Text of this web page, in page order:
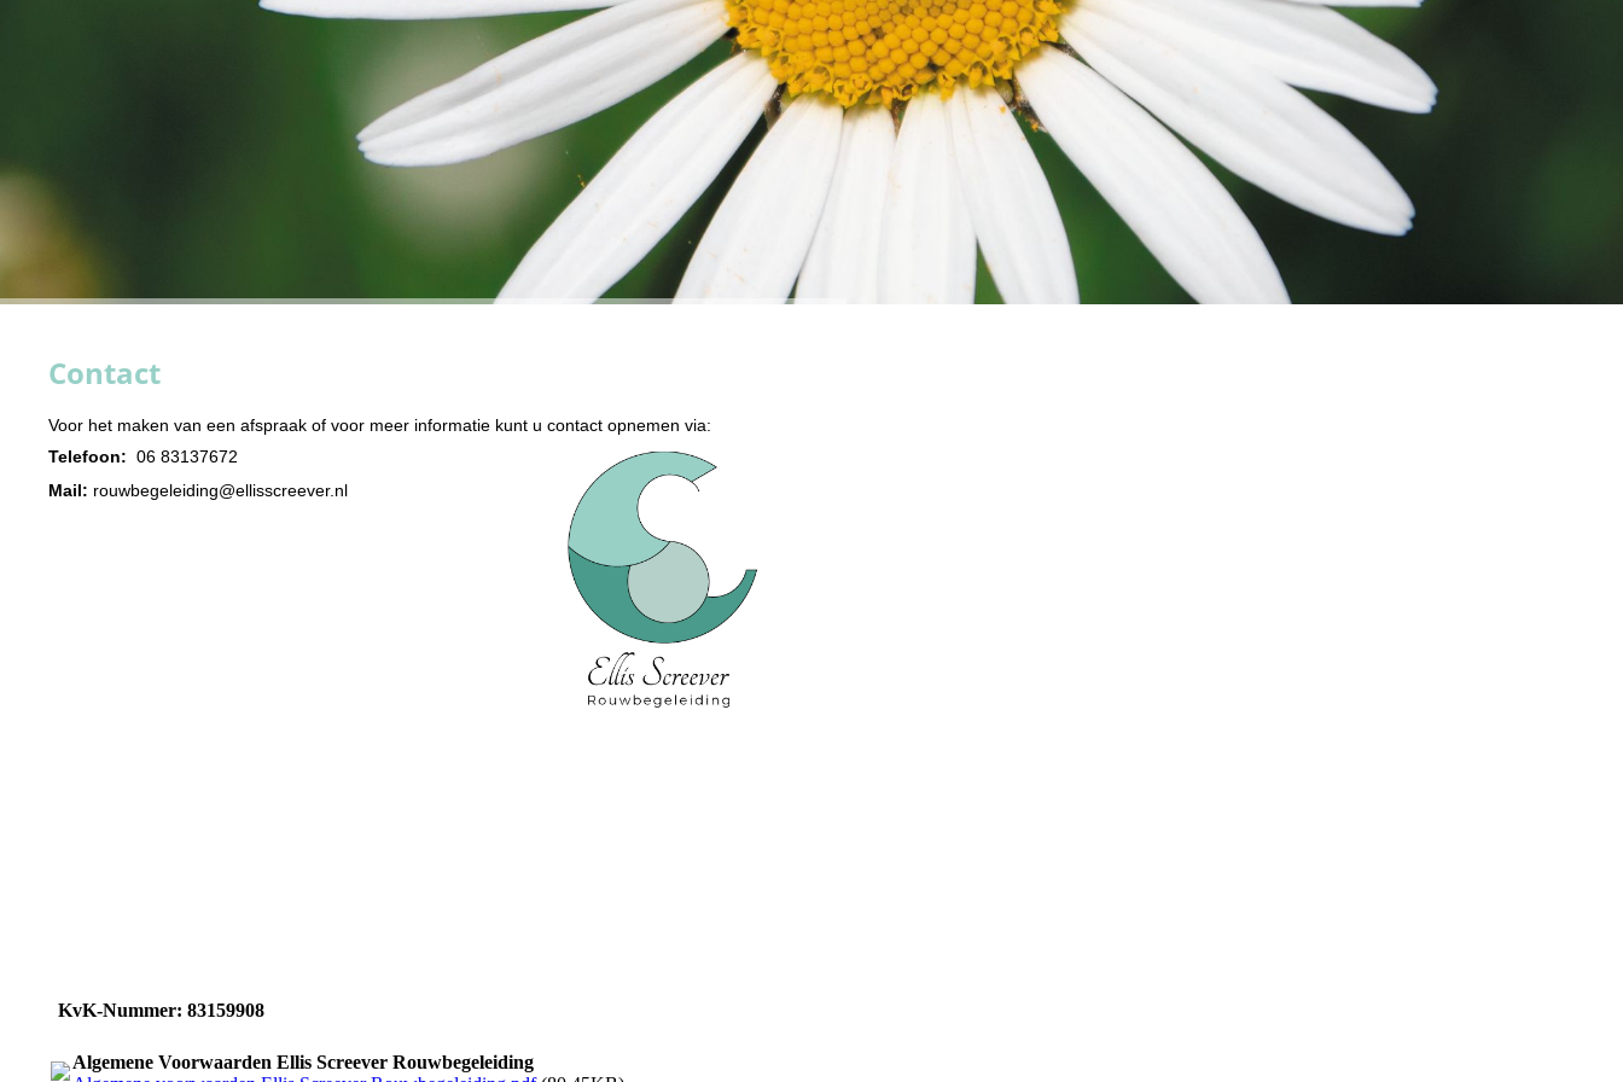
Contact
Voor het maken van een afspraak of voor meer informatie kunt u contact opnemen via:
Telefoon: 06 83137672
Mail: rouwbegeleiding@ellisscreever.nl
KvK-Nummer: 83159908
Algemene Voorwaarden Ellis Screever Rouwbegeleiding